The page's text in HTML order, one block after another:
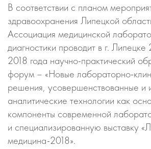
В соответствии с планом
здравоохранения Липецкой
Ассоциация медицинской
диагностики проводит в г.
2018 года научно-практический
форум – «Новые лабораторно-
решения, усовершенствованные и
аналитические технологии как
компоненты современной
и специализированную выставку
медицина-2018».